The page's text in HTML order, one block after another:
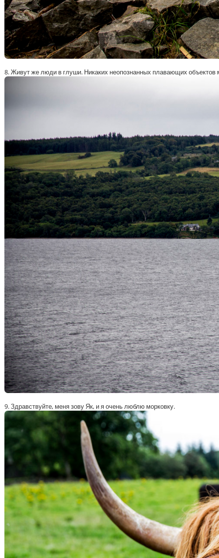
8. Живут же люди в глуши. Никаких неопознанных плавающих
9. Здравствуйте, меня зову Як, и я очень люблю морковку.